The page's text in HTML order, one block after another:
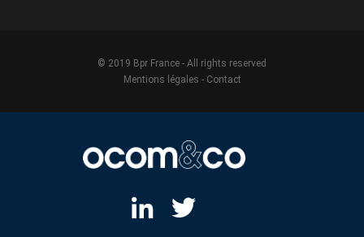
© 2019 Bpr France - All rights reserved
Mentions légales - Contact